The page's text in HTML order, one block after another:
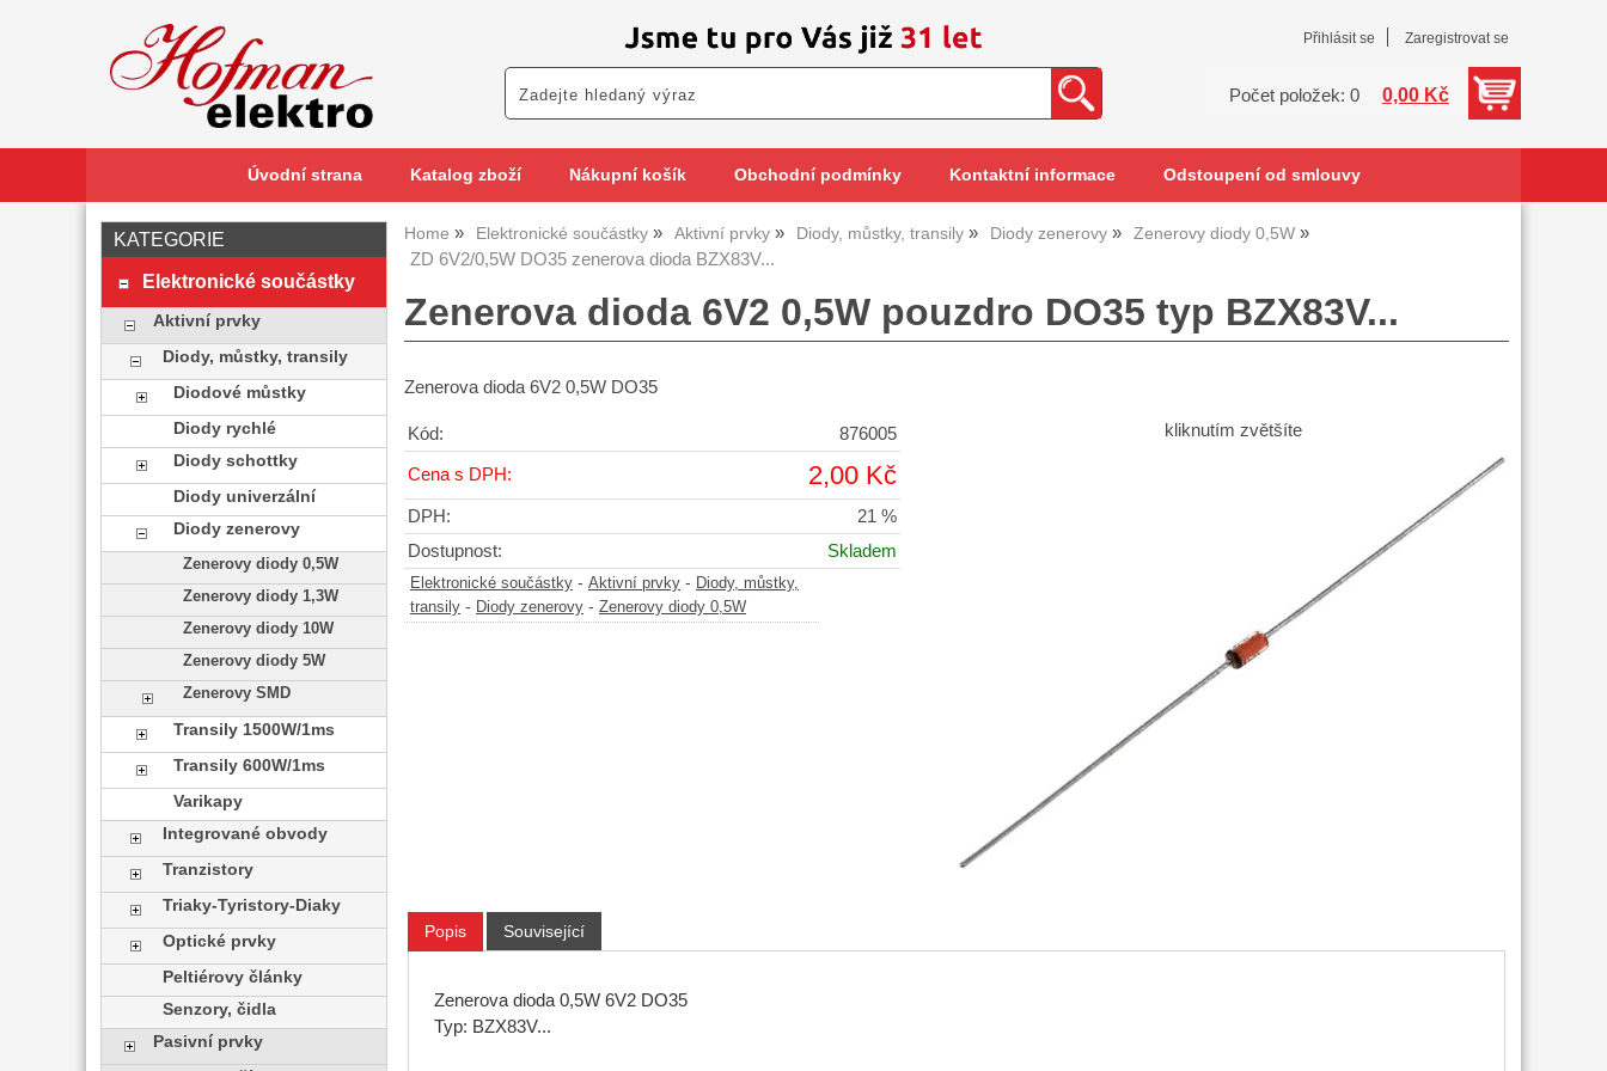
Přihlásit se Zaregistrovat se
Počet položek: 0 0,00 Kč
Úvodní strana Katalog zboží Nákupní košík Obchodní podmínky Kontaktní informace Odstoupení od smlouvy
Home Elektronické součástky Aktivní prvky Diody, můstky, transily Diody zenerovy Zenerovy diody 0,5W
ZD 6V2/0,5W DO35 zenerova dioda BZX83V...
Zenerova dioda 6V2 0,5W pouzdro DO35 typ BZX83V...
Zenerova dioda 6V2 0,5W DO35
kliknutím zvětšíte
Kód: 876005
Cena s DPH: 2,00 Kč
DPH:
21 %
Dostupnost:
Skladem
Elektronické součástky - Aktivní prvky - Diody, můstky,
transily - Diody zenerovy - Zenerovy diody 0,5W
Popis Související
Zenerova dioda 0,5W 6V2 DO35
Typ: BZX83V...
KATEGORIE
Elektronické součástky
Aktivní prvky
Diody, můstky, transily
Diodové můstky
Diody rychlé
Diody schottky
Diody univerzální
Diody zenerovy
Zenerovy diody 0,5W
Zenerovy diody 1,3W
Zenerovy diody 10W
Zenerovy diody 5W
Zenerovy SMD
Transily 1500W/1ms
Transily 600W/1ms
Varikapy
Integrované obvody
Tranzistory
Triaky-Tyristory-Diaky
Optické prvky
Peltiérovy články
Senzory, čidla
Pasivní prvky